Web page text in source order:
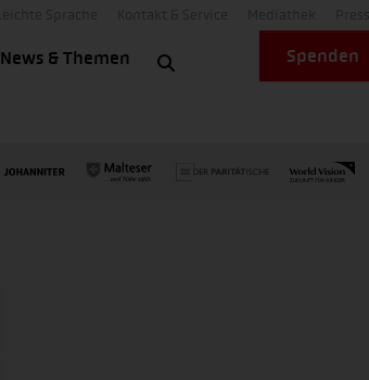
News & Themen Spenden